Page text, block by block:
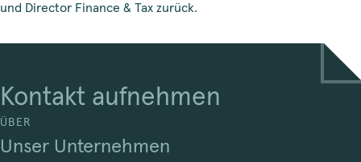
und Director Finance & Tax zurück.
Kontakt aufnehmen
ÜBER
Unser Unternehmen